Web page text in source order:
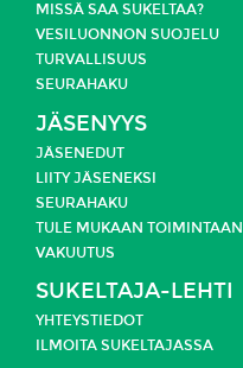
MISSÄ SAA SUKELTAA?
VESILUONNON SUOJELU
TURVALLISUUS
SEURAHAKU
JÄSENYYS
JÄSENEDUT
LIITY JÄSENEKSI
SEURAHAKU
TULE MUKAAN TOIMINTAAN
VAKUUTUS
SUKELTAJA-LEHTI
YHTEYSTIEDOT
ILMOITA SUKELTAJASSA